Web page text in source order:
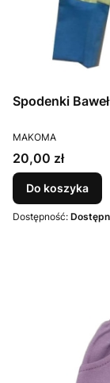
Spodenki
PRODUCENT
MAKOMA
Cena
20,00 zł
Do koszyka
Dostępność: